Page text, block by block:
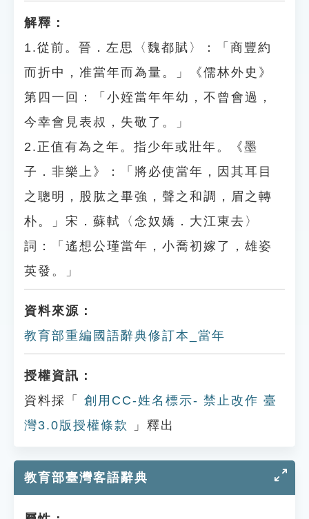
解釋：
1.從前。晉．左思〈魏都賦〉：「商豐約
而折中，准當年而為量。」《儒林外史》
第四一回：「小姪當年年幼，不曾會過，
今幸會見表叔，失敬了。」
2.正值有為之年。指少年或壯年。《墨
子．非樂上》：「將必使當年，因其耳目
之聰明，股肱之畢強，聲之和調，眉之轉
朴。」宋．蘇軾〈念奴嬌．大江東去〉
詞：「遙想公瑾當年，小喬初嫁了，雄姿
英發。」
資料來源：
教育部重編國語辭典修訂本_當年
授權資訊：
資料採「
創用CC-姓名標示- 禁止改作 臺
灣3.0版授權條款
」釋出
教育部臺灣客語辭典